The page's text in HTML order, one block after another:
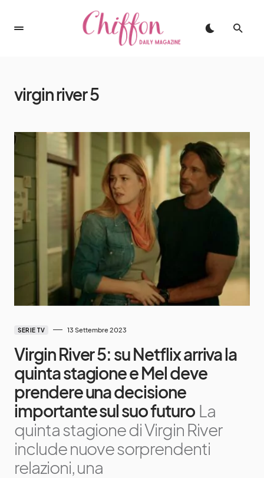
virgin river 5
SERIE TV 13 Settembre 2023
Virgin River 5: su Netflix arriva la
quinta stagione e Mel deve
prendere una decisione
importante sul suo futuro La
quinta stagione di Virgin River
include nuove sorprendenti
relazioni, una